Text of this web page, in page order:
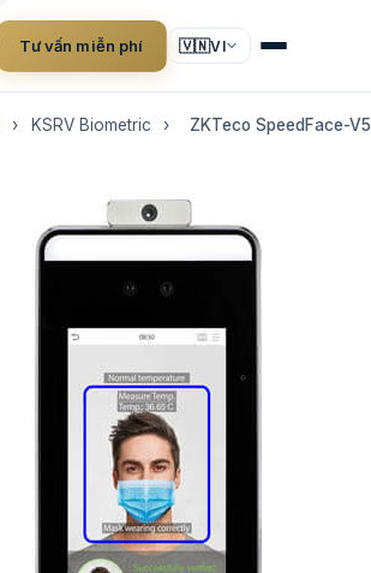
Tư vấn miễn phí 🇻🇳VI
› KSRV Biometric › ZKTeco SpeedFace-